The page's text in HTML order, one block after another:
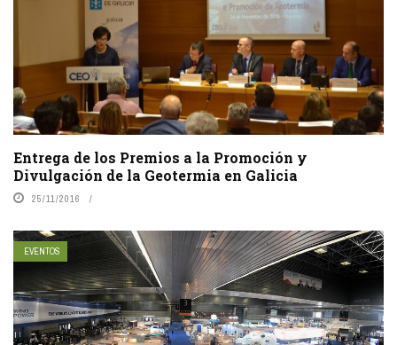
Entrega de los Premios a la Promoción y
Divulgación de la Geotermia en Galicia
25/11/2016
EVENTOS